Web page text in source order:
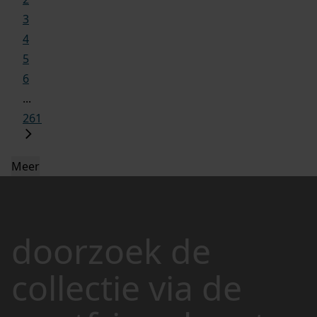
3
4
5
6
...
261
Meer
doorzoek de
collectie via de